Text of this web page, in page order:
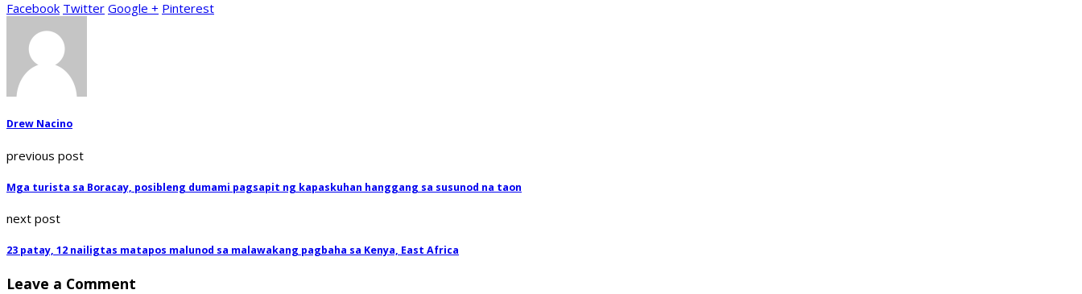
Facebook Twitter Google + Pinterest
Drew Nacino
previous post
Mga turista sa Boracay, posibleng dumami pagsapit ng kapaskuhan hanggang sa susunod na taon
next post
23 patay, 12 nailigtas matapos malunod sa malawakang pagbaha sa Kenya, East Africa
Leave a Comment